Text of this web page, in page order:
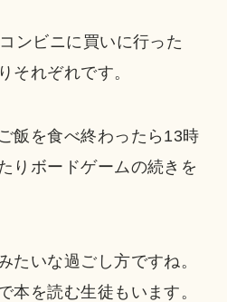
ンビニに買いに行った
それぞれです。
飯を食べ終わったら13時
りボードゲームの続きを
たいな過ごし方ですね。
本を読む生徒もいます。